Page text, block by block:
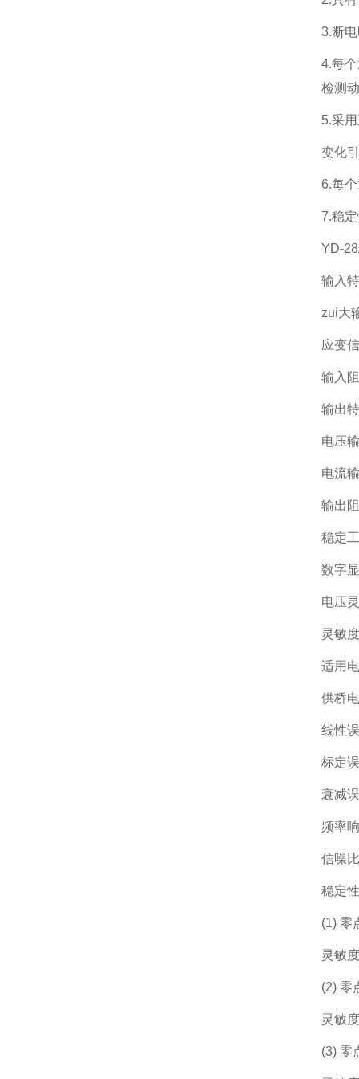
3.断
4.每
检测
5.采
变化
6.每
7.稳
YD-
输入
zui大
应变
输入
输出
电压
电流
输出
稳定
数字
电压
灵敏
适用
供桥
线性
标定
衰减
频率
信噪
稳定
(1) 零
灵敏
(2) 零
灵敏
(3) 零